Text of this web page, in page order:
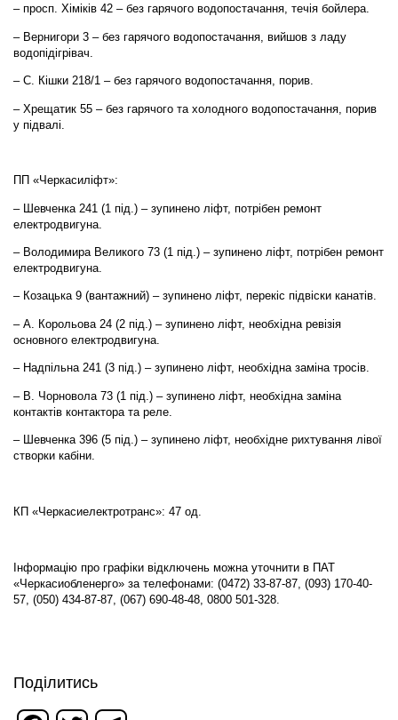
– просп. Хіміків 42 – без гарячого водопостачання, течія бойлера.
– Вернигори 3 – без гарячого водопостачання, вийшов з ладу
водопідігрівач.
– С. Кішки 218/1 – без гарячого водопостачання, порив.
– Хрещатик 55 – без гарячого та холодного водопостачання, порив
у підвалі.
ПП «Черкасиліфт»:
– Шевченка 241 (1 під.) – зупинено ліфт, потрібен ремонт
електродвигуна.
– Володимира Великого 73 (1 під.) – зупинено ліфт, потрібен ремонт
електродвигуна.
– Козацька 9 (вантажний) – зупинено ліфт, перекіс підвіски канатів.
– А. Корольова 24 (2 під.) – зупинено ліфт, необхідна ревізія
основного електродвигуна.
– Надпільна 241 (3 під.) – зупинено ліфт, необхідна заміна тросів.
– В. Чорновола 73 (1 під.) – зупинено ліфт, необхідна заміна
контактів контактора та реле.
– Шевченка 396 (5 під.) – зупинено ліфт, необхідне рихтування лівої
створки кабіни.
КП «Черкасиелектротранс»: 47 од.
Інформацію про графіки відключень можна уточнити в ПАТ
«Черкасиобленерго» за телефонами: (0472) 33-87-87, (093) 170-40-
57, (050) 434-87-87, (067) 690-48-48, 0800 501-328.
Поділитись